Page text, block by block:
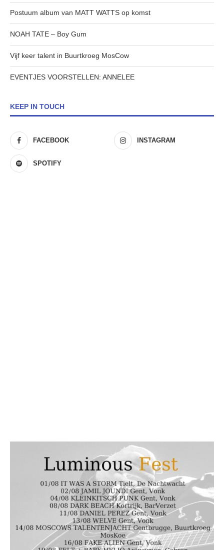
Postuum album van MATT WATTS op komst
NOAH TATE – Boy Gum
Vijf keer talent in Buurtkroeg MosCow
EVENTJES VOORSTELLEN: ANNELEE
KEEP IN TOUCH
FACEBOOK INSTAGRAM
SPOTIFY